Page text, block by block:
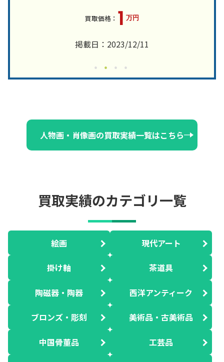
1 万円
掲載日：2023/12/11
人物画・肖像画の買取実績一覧はこちら
買取実績のカテゴリ一覧
絵画 現代アート
掛け軸 茶道具
陶磁器・陶器 西洋アンティーク
ブロンズ・彫刻 美術品・古美術品
中国骨董品 工芸品